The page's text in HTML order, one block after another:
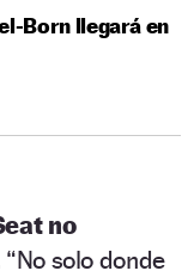
Born llegará en
no
“No solo donde